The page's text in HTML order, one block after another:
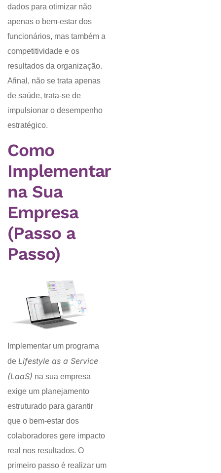
dados para otimizar não
apenas o bem-estar dos
funcionários, mas também a
competitividade e os
resultados da organização.
Afinal, não se trata apenas
de saúde, trata-se de
impulsionar o desempenho
estratégico.
Como
Implementar
na Sua
Empresa
(Passo a
Passo)
Implementar um programa
de Lifestyle as a Service
(LaaS) na sua empresa
exige um planejamento
estruturado para garantir
que o bem-estar dos
colaboradores gere impacto
real nos resultados. O
primeiro passo é realizar um